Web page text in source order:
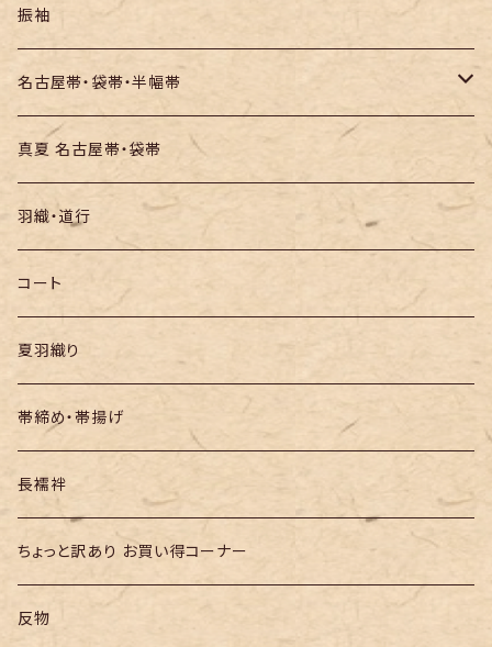
訪問着・付下
お召し
セオα・ポリ
木綿・綿麻
絞りの浴衣
振袖
名古屋帯・袋帯・半幅帯
名古屋帯
袋帯
半幅帯
真夏 名古屋帯・袋帯
羽織・道行
コート
夏羽織り
帯締め・帯揚げ
長襦袢
ちょっと訳あり お買い得コーナー
反物